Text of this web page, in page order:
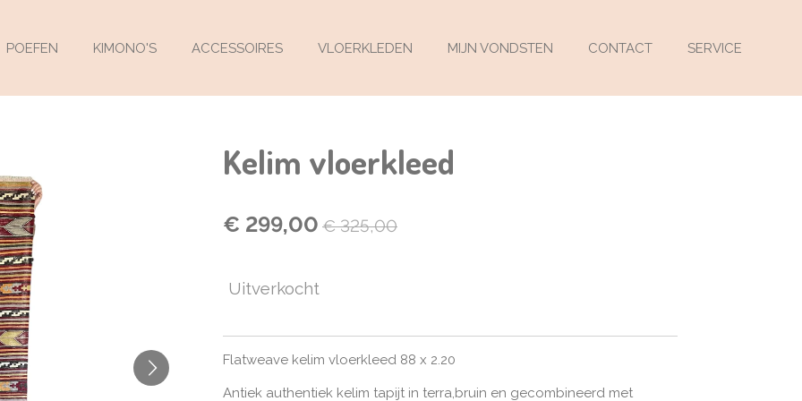
POEFEN KIMONO'S ACCESSOIRES VLOERKLEDEN MIJN VONDSTEN CONTACT SERVICE
Kelim vloerkleed
€ 299,00 € 325,00
Uitverkocht
Flatweave kelim vloerkleed 88 x 2.20
Antiek authentiek kelim tapijt in terra,bruin en gecombineerd met